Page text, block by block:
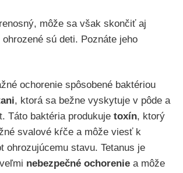
môže sa však skončiť aj
sú deti. Poznáte jeho
ochorenie spôsobené baktériou
, ktorá sa bežne vyskytuje v pôde a
Táto baktéria produkuje toxín, ktorý
svalové kŕče a môže viesť k
ohrozujúcemu stavu. Tetanus je
nebezpečné ochorenie a môže